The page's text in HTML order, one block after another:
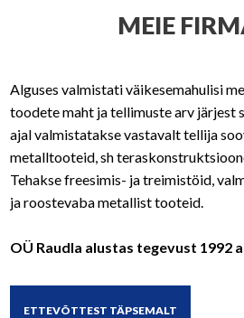
MEIE
Alguses valmistati väikesemahulisi
toodete maht ja tellimuste arv järjest
ajal valmistatakse vastavalt tellija
metalltooteid, sh
Tehakse freesimis- ja treimistöid,
ja roostevaba metallist tooteid.
OÜ Raudla alustas tegevust 1992
ETTEVÕTTEST TÄPSEMALT